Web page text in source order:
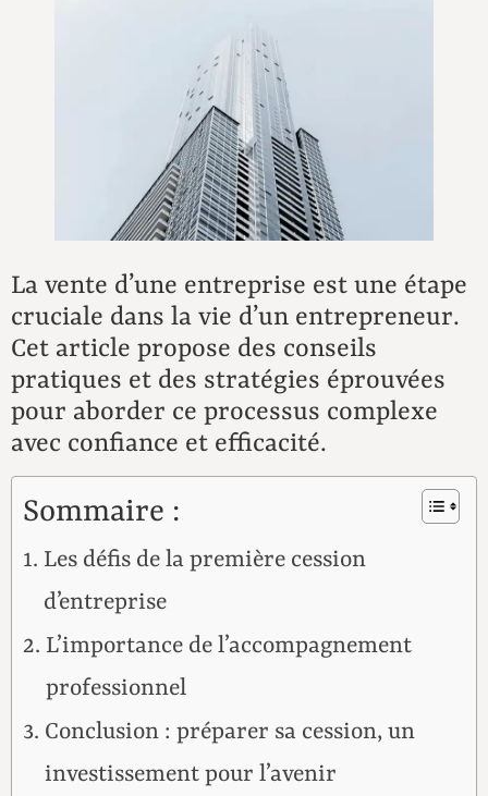
La vente d’une entreprise est une étape
cruciale dans la vie d’un entrepreneur.
Cet article propose des conseils
pratiques et des stratégies éprouvées
pour aborder ce processus complexe
avec confiance et efficacité.
Sommaire :
Les défis de la première cession
d’entreprise
L’importance de l’accompagnement
professionnel
Conclusion : préparer sa cession, un
investissement pour l’avenir